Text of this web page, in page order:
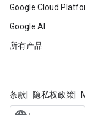
Google Cloud
Google AI
所有产品
条款 隐私权政策